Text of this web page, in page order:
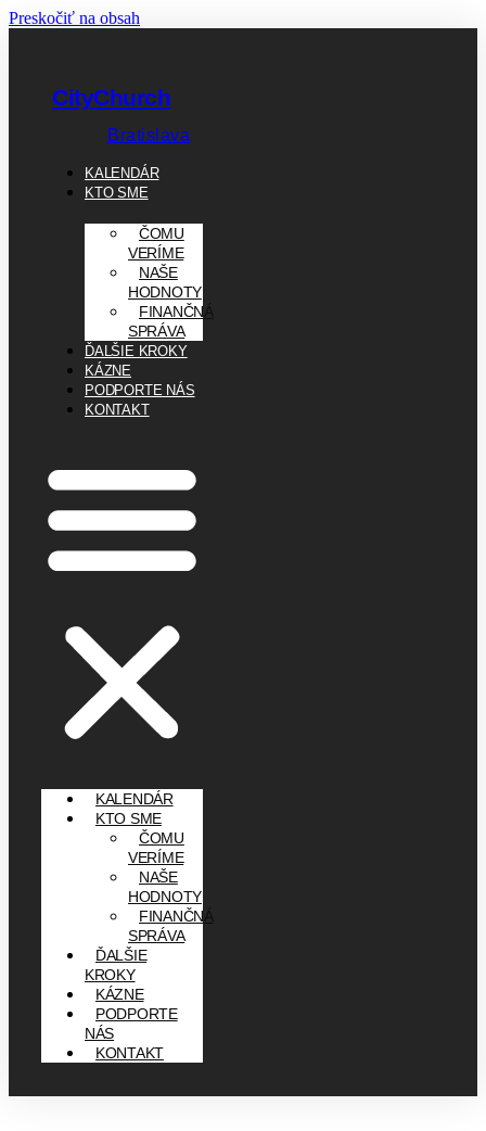
Preskočiť na obsah
CityChurch
Bratislava
KALENDÁR
KTO SME
ČOMU
VERÍME
NAŠE
HODNOTY
FINANČNÁ
SPRÁVA
ĎALŠIE KROKY
KÁZNE
PODPORTE NÁS
KONTAKT
KALENDÁR
KTO SME
ČOMU
VERÍME
NAŠE
HODNOTY
FINANČNÁ
SPRÁVA
ĎALŠIE
KROKY
KÁZNE
PODPORTE
NÁS
KONTAKT